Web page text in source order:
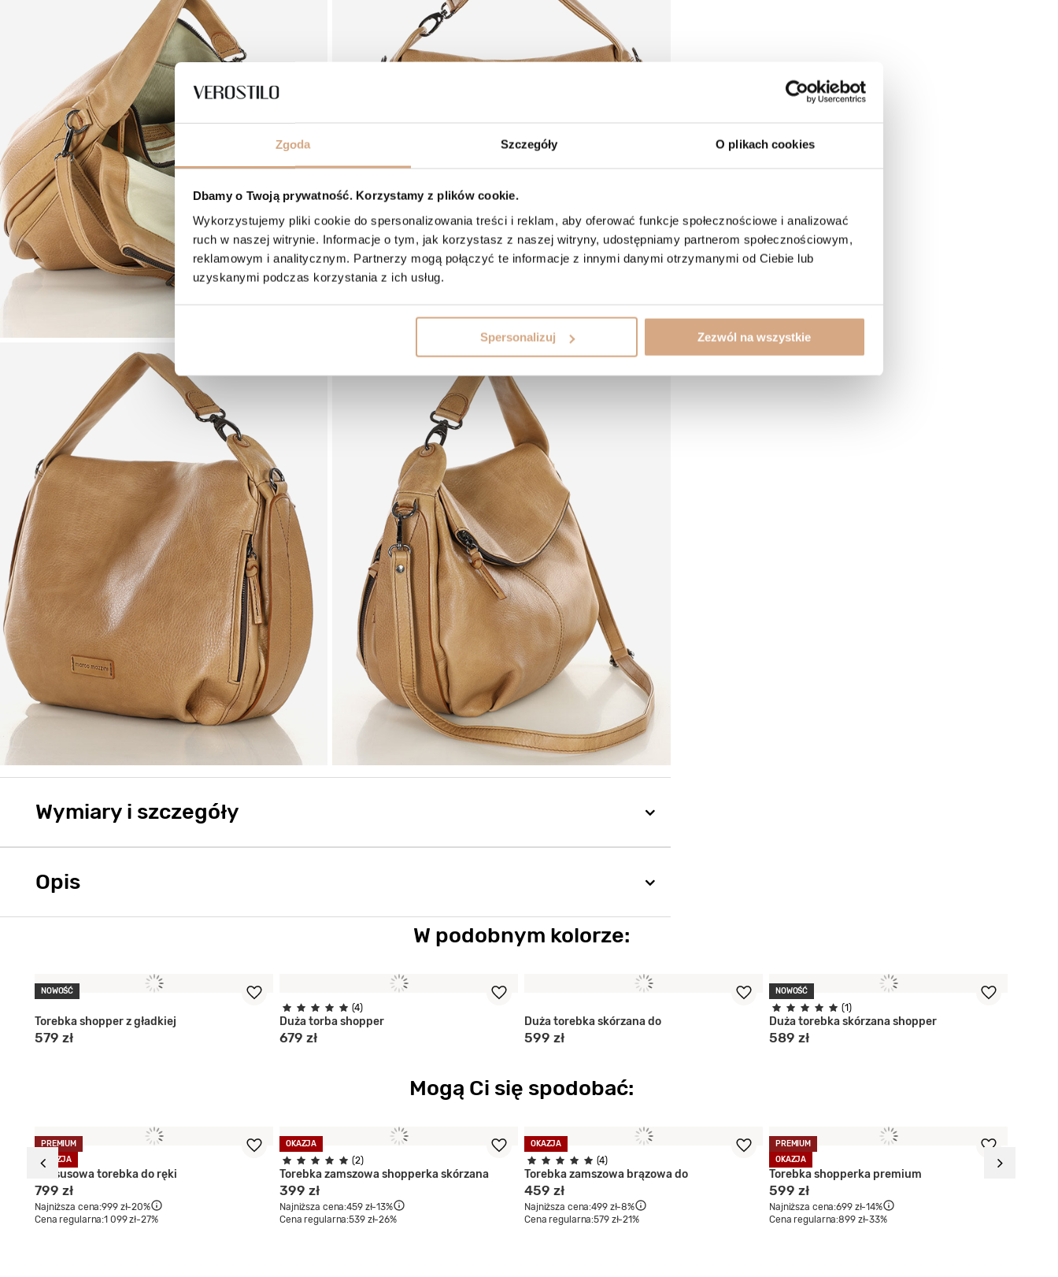
Zgoda Szczegóły O plikach cookies
Dbamy o Twoją prywatność. Korzystamy z plików cookie.
Wykorzystujemy pliki cookie do spersonalizowania treści i reklam, aby oferować funkcje społecznościowe i analizować
ruch w naszej witrynie. Informacje o tym, jak korzystasz z naszej witryny, udostępniamy partnerom społecznościowym,
reklamowym i analitycznym. Partnerzy mogą połączyć te informacje z innymi danymi otrzymanymi od Ciebie lub
uzyskanymi podczas korzystania z ich usług.
Spersonalizuj Zezwól na wszystkie
Wymiary i szczegóły
Opis
W podobnym kolorze:
NOWOŚĆ
Torebka shopper z gładkiej
579 zł
(4)
Duża torba shopper
679 zł
Duża torebka skórzana do
599 zł
NOWOŚĆ
(1)
Duża torebka skórzana shopper
589 zł
Mogą Ci się spodobać:
PREMIUM
OKAZJA
Luksusowa torebka do ręki
799 zł
Najniższa cena:999 zł-20%
Cena regularna:1 099 zł-27%
OKAZJA
(2)
Torebka zamszowa shopperka skórzana
399 zł
Najniższa cena:459 zł-13%
Cena regularna:539 zł-26%
OKAZJA
(4)
Torebka zamszowa brązowa do
459 zł
Najniższa cena:499 zł-8%
Cena regularna:579 zł-21%
PREMIUM
OKAZJA
Torebka shopperka premium
599 zł
Najniższa cena:699 zł-14%
Cena regularna:899 zł-33%